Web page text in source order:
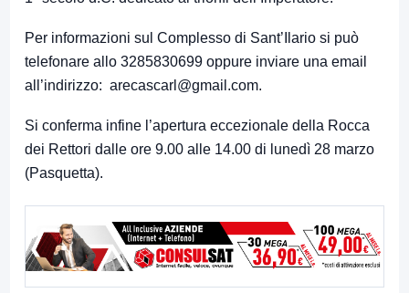
Per informazioni sul Complesso di Sant’Ilario si può
telefonare allo 3285830699 oppure inviare una email
all’indirizzo: arecascarl@gmail.com.
Si conferma infine l’apertura eccezionale della Rocca
dei Rettori dalle ore 9.00 alle 14.00 di lunedì 28 marzo
(Pasquetta).